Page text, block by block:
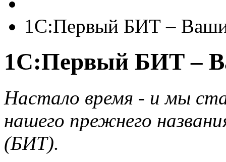
1С:Первый БИТ – Ваши
1С:Первый БИТ –
Настало время - и мы
нашего прежнего
(БИТ).